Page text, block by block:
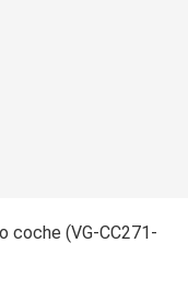
coche (VG-CC271-